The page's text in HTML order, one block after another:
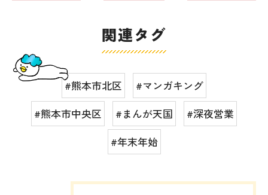
関連タグ
#熊本市北区
#マンガキング
#熊本市中央区
#まんが天国
#深夜営業
#年末年始